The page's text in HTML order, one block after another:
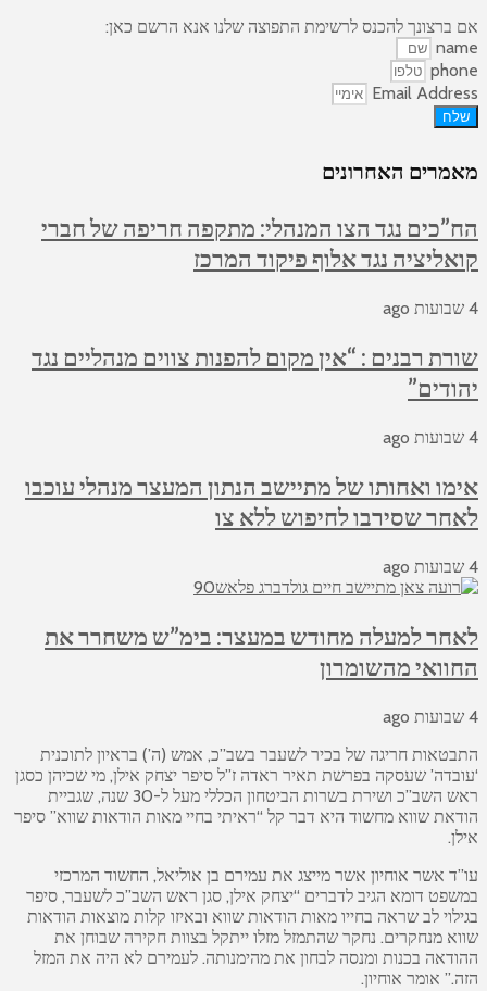
אם ברצונך להכנס לרשימת התפוצה שלנו אנא הרשם כאן:
name
phone
Email Address
שלח
מאמרים האחרונים
הח”כים נגד הצו המנהלי: מתקפה חריפה של חברי
קואליציה נגד אלוף פיקוד המרכז
4 שבועות ago
שורת רבנים : “אין מקום להפנות צווים מנהליים נגד
יהודים”
4 שבועות ago
אימו ואחותו של מתיישב הנתון המעצר מנהלי עוכבו
לאחר שסירבו לחיפוש ללא צו
4 שבועות ago
לאחר למעלה מחודש במעצר: בימ”ש משחרר את
החוואי מהשומרון
4 שבועות ago
התבטאות חריגה של בכיר לשעבר בשב”כ, אמש (ה’) בראיון לתוכנית
‘עובדה’ שעסקה בפרשת תאיר ראדה ז”ל סיפר יצחק אילן, מי שכיהן כסגן
ראש השב”כ ושירת בשרות הביטחון הכללי מעל ל-30 שנה, שגביית
הודאת שווא מחשוד היא דבר קל “ראיתי בחיי מאות הודאות שווא” סיפר
אילן.
עו”ד אשר אוחיון אשר מייצג את עמירם בן אוליאל, החשוד המרכזי
במשפט דומא הגיב לדברים “יצחק אילן, סגן ראש השב”כ לשעבר, סיפר
בגילוי לב שראה בחייו מאות הודאות שווא ובאיזו קלות מוצאות הודאות
שווא מנחקרים. נחקר שהתמזל מזלו ייתקל בצוות חקירה שבוחן את
ההודאה בכנות ומנסה לבחון את מהימנותה. לעמירם לא היה את המזל
הזה.” אומר אוחיון.